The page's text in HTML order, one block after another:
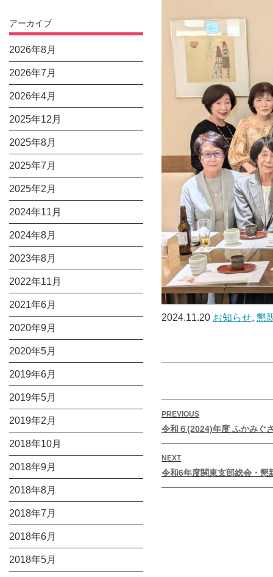
2024.11.20 お知らせ, 懇
稿
ビ
ゲ
ー
PREVIOUS
Previous
post:
令和６(2024)年度 ふかみぐ
NEXT
Next
post:
令和6年度関東支部総会・懇
アーカイブ
2026年8月
2026年7月
2026年4月
2025年12月
2025年8月
2025年7月
2025年2月
2024年11月
2024年8月
2023年8月
2022年11月
2021年6月
2020年9月
2020年5月
2019年6月
2019年5月
2019年2月
2018年10月
2018年9月
2018年8月
2018年7月
2018年6月
2018年5月